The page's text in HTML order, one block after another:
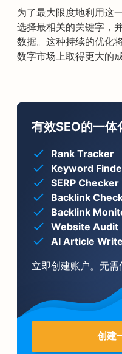
为了最大限度地利用这
选择最相关的关键字，
数据。这种持续的优化
数字市场上取得更大的成
有效SEO的一体
Rank Tracker
Keyword
SERP Checker
Backlink
Backlink
Website Audit
AI Article
立即创建账户。无需
创建